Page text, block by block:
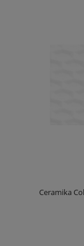
Ceramika